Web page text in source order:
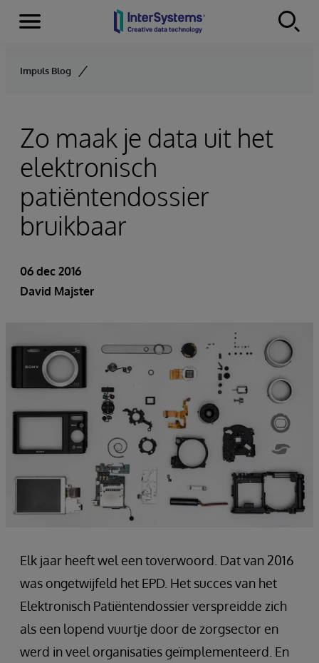
Skip to content
Menu
Impuls Blog
Zo maak je data uit het
elektronisch
patiëntendossier
bruikbaar
06 dec 2016
David Majster
Elk jaar heeft wel een toverwoord. Dat van 2016
was ongetwijfeld het EPD. Het succes van het
Elektronisch Patiëntendossier verspreidde zich
als een lopend vuurtje door de zorgsector en
werd in veel organisaties geïmplementeerd. En